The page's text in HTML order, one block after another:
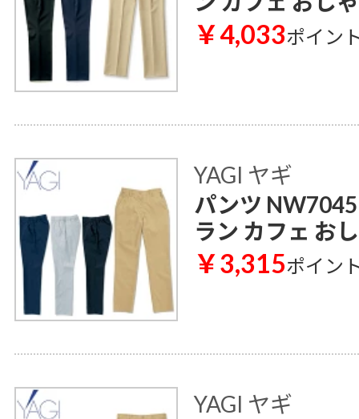
￥4,033ポイン
YAGI ヤギ
パンツ
ラン カフェ お
￥3,315ポイン
YAGI ヤギ